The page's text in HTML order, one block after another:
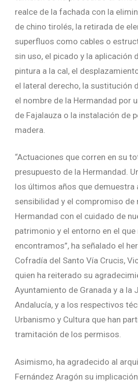
realce de la fachada con la
de chino tirolés, la retirada de
superfluos como cables o
sin uso, el picado y la aplicación
pintura a la cal, el
el lateral derecho, la sustitución
el nombre de la Hermandad por
de Fajalauza o la instalación de
madera.
“Actuaciones que corren en su
presupuesto de la Hermandad.
los últimos años que demuestra
sensibilidad y el compromiso de
Hermandad con el cuidado de
patrimonio y el entorno en el que
encontramos”, ha señalado el
Cofradía del Santo Vía Crucis,
quien ha reiterado su
Ayuntamiento de Granada y a la
Andalucía, y a los respectivos
Urbanismo y Cultura que han
tramitación de los permisos.
Asimismo, ha agradecido al
Fernández Aragón su